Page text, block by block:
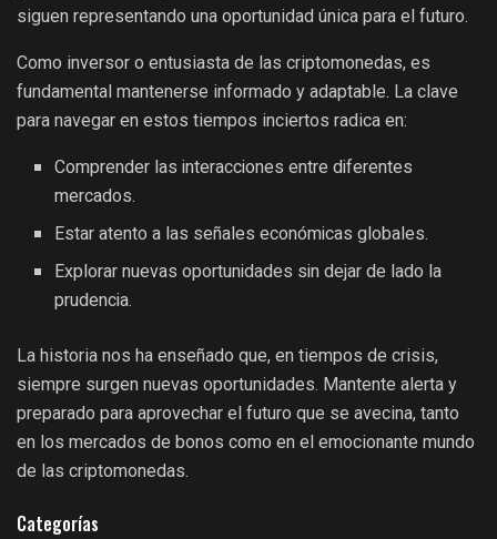
siguen representando una oportunidad única para el futuro.
Como inversor o entusiasta de las criptomonedas, es
fundamental mantenerse informado y adaptable. La clave
para navegar en estos tiempos inciertos radica en:
Comprender las interacciones entre diferentes
mercados.
Estar atento a las señales económicas globales.
Explorar nuevas oportunidades sin dejar de lado la
prudencia.
La historia nos ha enseñado que, en tiempos de crisis,
siempre surgen nuevas oportunidades. Mantente alerta y
preparado para aprovechar el futuro que se avecina, tanto
en los mercados de bonos como en el emocionante mundo
de las criptomonedas.
Categorías